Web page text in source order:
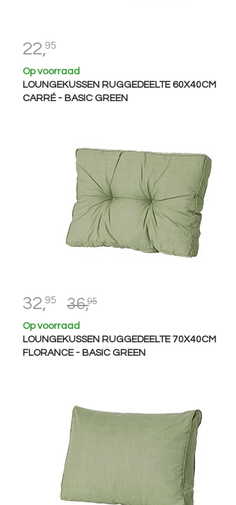
22,95
Op voorraad
LOUNGEKUSSEN RUGGEDEELTE 60X40CM
CARRÉ - BASIC GREEN
32,95 36,95
Op voorraad
LOUNGEKUSSEN RUGGEDEELTE 70X40CM
FLORANCE - BASIC GREEN